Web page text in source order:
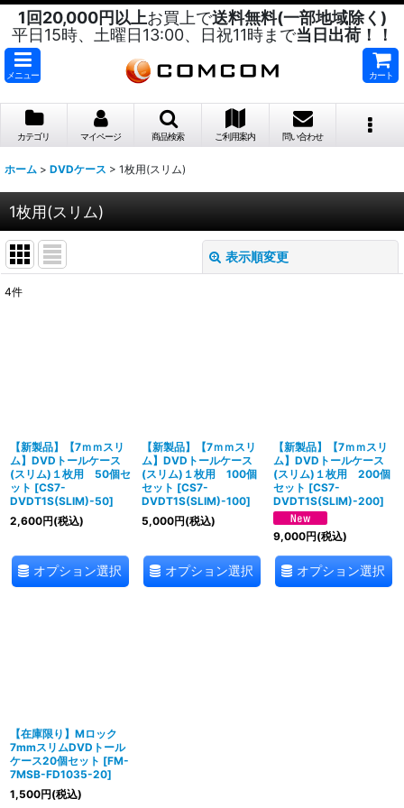
1回20,000円以上お買上で送料無料(一部地域除く)
平日15時、土曜日13:00、日祝11時まで当日出荷！！
メニュー カート
カテゴリ マイページ 商品検索 ご利用案内 問い合わせ
ホーム > DVDケース > 1枚用(スリム)
1枚用(スリム)
表示順変更
4件
【新製品】【7ｍｍスリ
ム】DVDトールケース
(スリム)１枚用 50個セ
ット [CS7-
DVDT1S(SLIM)-50]
2,600円(税込)
オプション選択
【新製品】【7ｍｍスリ
ム】DVDトールケース
(スリム)１枚用 100個
セット [CS7-
DVDT1S(SLIM)-100]
5,000円(税込)
オプション選択
【新製品】【7ｍｍスリ
ム】DVDトールケース
(スリム)１枚用 200個
セット [CS7-
DVDT1S(SLIM)-200]
9,000円(税込)
オプション選択
【在庫限り】Mロック
7mmスリムDVDトール
ケース20個セット [FM-
7MSB-FD1035-20]
1,500円(税込)